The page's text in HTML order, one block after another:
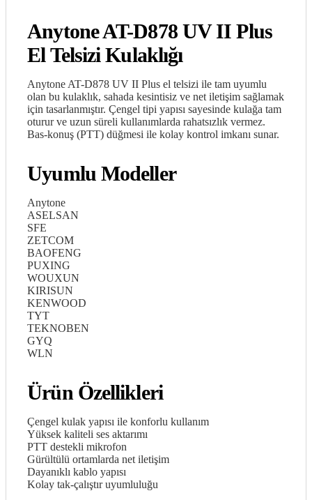
Anytone AT-D878 UV II Plus
El Telsizi Kulaklığı
Anytone AT-D878 UV II Plus el telsizi ile tam uyumlu
olan bu kulaklık, sahada kesintisiz ve net iletişim sağlamak
için tasarlanmıştır. Çengel tipi yapısı sayesinde kulağa tam
oturur ve uzun süreli kullanımlarda rahatsızlık vermez.
Bas-konuş (PTT) düğmesi ile kolay kontrol imkanı sunar.
Uyumlu Modeller
Anytone
ASELSAN
SFE
ZETCOM
BAOFENG
PUXING
WOUXUN
KIRISUN
KENWOOD
TYT
TEKNOBEN
GYQ
WLN
Ürün Özellikleri
Çengel kulak yapısı ile konforlu kullanım
Yüksek kaliteli ses aktarımı
PTT destekli mikrofon
Gürültülü ortamlarda net iletişim
Dayanıklı kablo yapısı
Kolay tak-çalıştır uyumluluğu